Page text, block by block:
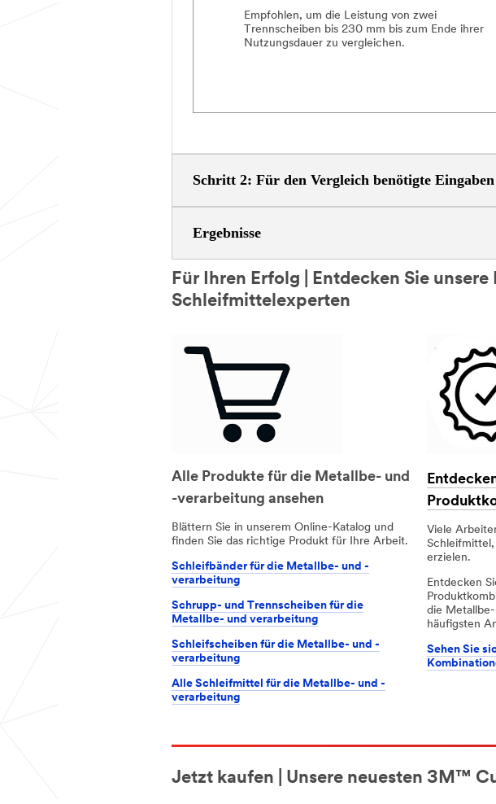
Empfohlen, um die Leistung von zwei
Trennscheiben bis 230 mm bis zum Ende ihrer
Nutzungsdauer zu vergleichen.
Schritt 2: Für den Vergleich benötigte
Ergebnisse
Für Ihren Erfolg | Entdecken Sie
Schleifmittelexperten
Alle Produkte für die Metallbe- und
-verarbeitung ansehen
Blättern Sie in unserem Online-Katalog und
finden Sie das richtige Produkt für Ihre Arbeit.
Schleifbänder für die Metallbe- und -
verarbeitung
Schrupp- und Trennscheiben für die
Metallbe- und verarbeitung
Schleifscheiben für die Metallbe- und -
verarbeitung
Alle Schleifmittel für die Metallbe- und -
verarbeitung
Viele
Schleifmittel,
erzielen.
Entdecken
die
häufigsten
Sehen Sie
Jetzt kaufen | Unsere neuesten 3M™